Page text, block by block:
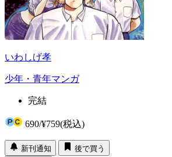
いわしげ孝
少年・青年マンガ
完結
690/¥759(税込)
新刊通知
後で買う